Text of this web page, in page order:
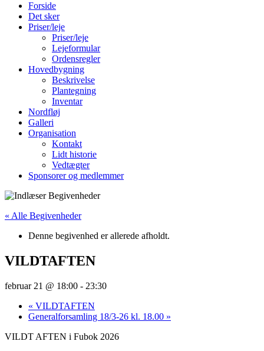
Forside
Det sker
Priser/leje
Priser/leje
Lejeformular
Ordensregler
Hovedbygning
Beskrivelse
Plantegning
Inventar
Nordfløj
Galleri
Organisation
Kontakt
Lidt historie
Vedtægter
Sponsorer og medlemmer
« Alle Begivenheder
Denne begivenhed er allerede afholdt.
VILDTAFTEN
februar 21 @ 18:00 - 23:30
« VILDTAFTEN
Generalforsamling 18/3-26 kl. 18.00 »
VILDT AFTEN i Fubok 2026